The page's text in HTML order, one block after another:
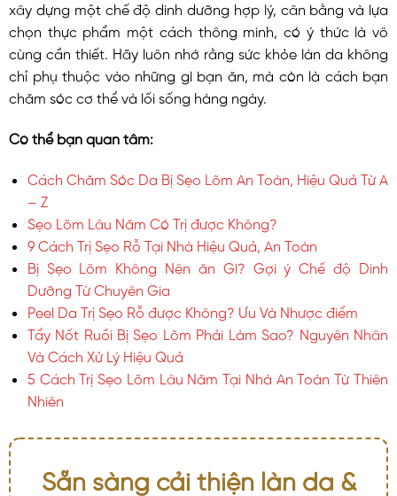
xây dựng một chế độ dinh dưỡng hợp lý, cân bằng và lựa
chọn thực phẩm một cách thông minh, có ý thức là vô
cùng cần thiết. Hãy luôn nhớ rằng sức khỏe làn da không
chỉ phụ thuộc vào những gì bạn ăn, mà còn là cách bạn
chăm sóc cơ thể và lối sống hàng ngày.
Có thể bạn quan tâm:
Cách Chăm Sóc Da Bị Sẹo Lõm An Toàn, Hiệu Quả Từ A
– Z
Sẹo Lõm Lâu Năm Có Trị được Không?
9 Cách Trị Sẹo Rỗ Tại Nhà Hiệu Quả, An Toàn
Bị Sẹo Lõm Không Nên ăn Gì? Gợi ý Chế độ Dinh
Dưỡng Từ Chuyên Gia
Peel Da Trị Sẹo Rỗ được Không? Ưu Và Nhược điểm
Tẩy Nốt Ruồi Bị Sẹo Lõm Phải Làm Sao? Nguyên Nhân
Và Cách Xử Lý Hiệu Quả
5 Cách Trị Sẹo Lõm Lâu Năm Tại Nhà An Toàn Từ Thiên
Nhiên
Sẵn sàng cải thiện làn da &